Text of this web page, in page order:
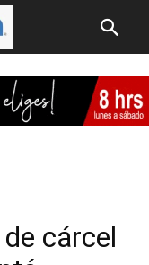
cárcel